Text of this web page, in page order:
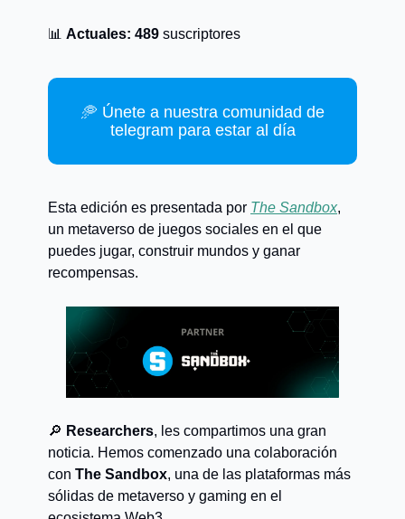
📊 Actuales: 489 suscriptores
🥏 Únete a nuestra comunidad de
telegram para estar al día
Esta edición es presentada por The Sandbox,
un metaverso de juegos sociales en el que
puedes jugar, construir mundos y ganar
recompensas.
🔎 Researchers, les compartimos una gran
noticia. Hemos comenzado una colaboración
con The Sandbox, una de las plataformas más
sólidas de metaverso y gaming en el